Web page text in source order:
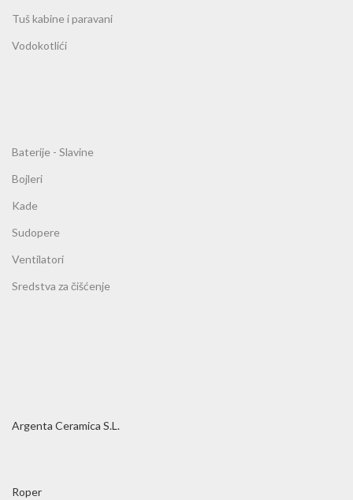
Tuš kabine i paravani
Vodokotlići
Baterije - Slavine
Bojleri
Kade
Sudopere
Ventilatori
Sredstva za čišćenje
Argenta Ceramica S.L.
Roper